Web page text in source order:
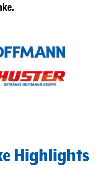
Highlights